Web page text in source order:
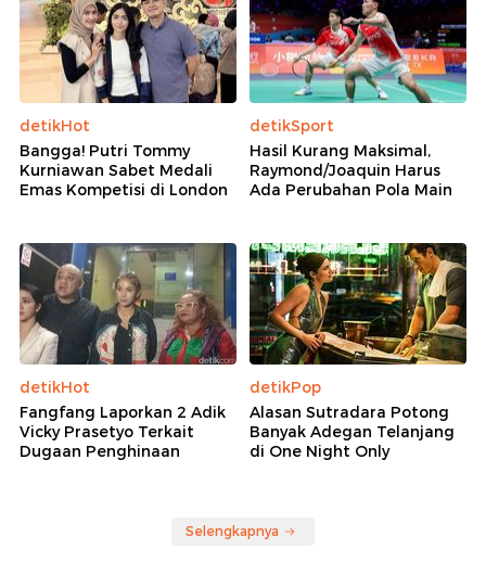
detikHot
Bangga! Putri Tommy
Kurniawan Sabet Medali
Emas Kompetisi di London
detikSport
Hasil Kurang Maksimal,
Raymond/Joaquin Harus
Ada Perubahan Pola Main
detikHot
Fangfang Laporkan 2 Adik
Vicky Prasetyo Terkait
Dugaan Penghinaan
detikPop
Alasan Sutradara Potong
Banyak Adegan Telanjang
di One Night Only
Selengkapnya